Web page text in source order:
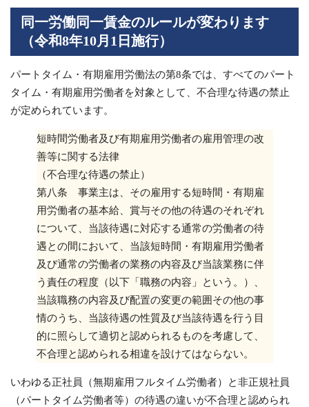
同一労働同一賃金のルールが変わります
（令和8年10月1日施行）
パートタイム・有期雇用労働法の第8条では、すべてのパート
タイム・有期雇用労働者を対象として、不合理な待遇の禁止
が定められています。
短時間労働者及び有期雇用労働者の雇用管理の改
善等に関する法律
（不合理な待遇の禁止）
第八条 事業主は、その雇用する短時間・有期雇
用労働者の基本給、賞与その他の待遇のそれぞれ
について、当該待遇に対応する通常の労働者の待
遇との間において、当該短時間・有期雇用労働者
及び通常の労働者の業務の内容及び当該業務に伴
う責任の程度（以下「職務の内容」という。）、
当該職務の内容及び配置の変更の範囲その他の事
情のうち、当該待遇の性質及び当該待遇を行う目
的に照らして適切と認められるものを考慮して、
不合理と認められる相違を設けてはならない。
いわゆる正社員（無期雇用フルタイム労働者）と非正規社員
（パートタイム労働者等）の待遇の違いが不合理と認められ